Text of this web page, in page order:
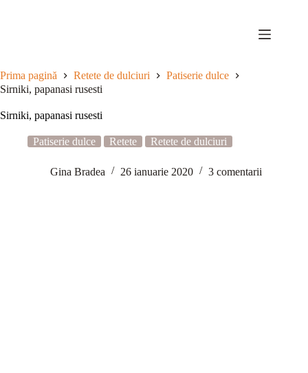
Prima pagină Retete de dulciuri
Patiserie dulce
Sirniki, papanasi rusesti
Sirniki, papanasi rusesti
Patiserie dulce Retete Retete de dulciuri
Gina Bradea 26 ianuarie 2020 3 comentarii